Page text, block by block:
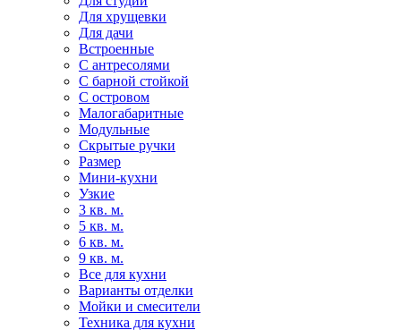
Для хрущевки
Для дачи
Встроенные
С антресолями
С барной стойкой
С островом
Малогабаритные
Модульные
Скрытые ручки
Размер
Мини-кухни
Узкие
3 кв. м.
5 кв. м.
6 кв. м.
9 кв. м.
Все для кухни
Варианты отделки
Мойки и смесители
Техника для кухни